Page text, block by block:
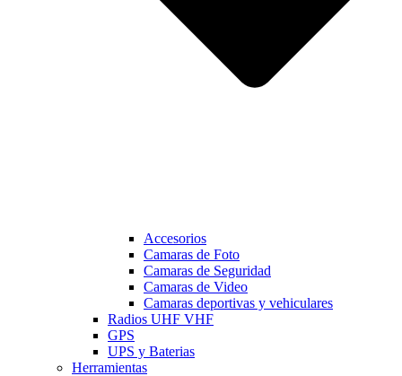
Accesorios
Camaras de Foto
Camaras de Seguridad
Camaras de Video
Camaras deportivas y vehiculares
Radios UHF VHF
GPS
UPS y Baterias
Herramientas